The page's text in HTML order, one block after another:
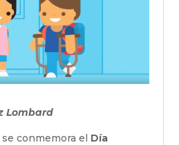
Lombard
conmemora el Día